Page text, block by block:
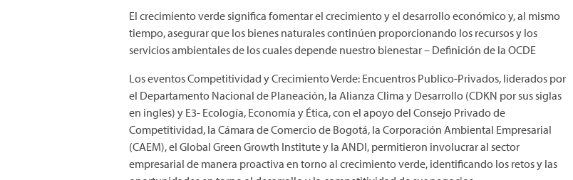
El crecimiento verde significa fomentar el crecimiento y el desarrollo económico y, al mismo
tiempo, asegurar que los bienes naturales continúen proporcionando los recursos y los
servicios ambientales de los cuales depende nuestro bienestar – Definición de la OCDE
Los eventos Competitividad y Crecimiento Verde: Encuentros Publico-Privados, liderados por
el Departamento Nacional de Planeación, la Alianza Clima y Desarrollo (CDKN por sus siglas
en ingles) y E3- Ecología, Economía y Ética, con el apoyo del Consejo Privado de
Competitividad, la Cámara de Comercio de Bogotá, la Corporación Ambiental Empresarial
(CAEM), el Global Green Growth Institute y la ANDI, permitieron involucrar al sector
empresarial de manera proactiva en torno al crecimiento verde, identificando los retos y las